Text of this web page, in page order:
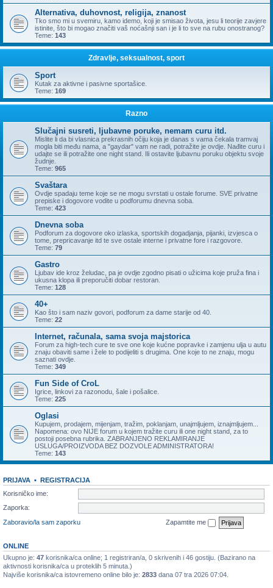
Alternativa, duhovnost, religija, znanost
Tko smo mi u svemiru, kamo idemo, koji je smisao života, jesu li teorije zavjere
istinite, što bi mogao značiti vaš noćašnji san i je li to sve na rubu onostranog?
Teme: 143
Zdravlje, seksualnost, sport
Sport
Kutak za aktivne i pasivne sportašice.
Teme: 169
Razno
Slučajni susreti, ljubavne poruke, nemam curu itd.
Mislite li da bi vlasnica prekrasnih očiju koja je danas s vama čekala tramvaj
mogla biti među nama, a "gaydar" vam ne radi, potražite je ovdje. Nađite curu i
udajte se ili potražite one night stand. Ili ostavite ljubavnu poruku objektu svoje
žudnje.
Teme: 965
Svaštara
Ovdje spadaju teme koje se ne mogu svrstati u ostale forume. SVE privatne
prepiske i dogovore vodite u podforumu dnevna soba.
Teme: 423
Dnevna soba
Podforum za dogovore oko izlaska, sportskih dogadjanja, pijanki, izvjesca o
tome, prepricavanje itd te sve ostale interne i privatne fore i razgovore.
Teme: 79
Gastro
Ljubav ide kroz želudac, pa je ovdje zgodno pisati o užicima koje pruža fina i
ukusna klopa ili preporučiti dobar restoran.
Teme: 128
40+
Kao što i sam naziv govori, podforum za dame starije od 40.
Teme: 22
Internet, računala, sama svoja majstorica
Forum za high-tech cure te sve one koje kućne popravke i zamjenu ulja u autu
znaju obaviti same i žele to podijeliti s drugima. One koje to ne znaju, mogu
saznati ovdje.
Teme: 349
Fun Side of CroL
Igrice, linkovi za razonodu, šale i pošalice.
Teme: 225
Oglasi
Kupujem, prodajem, mijenjam, tražim, poklanjam, unajmljujem, iznajmljujem...
Napomena: ovo NIJE forum u kojem tražite curu ili one night stand, za to
postoji posebna rubrika. ZABRANJENO REKLAMIRANJE
USLUGA/PROIZVODA BEZ DOZVOLE ADMINISTRATORA!
Teme: 143
PRIJAVA • REGISTRACIJA
Korisničko ime:
Zaporka:
Zaboravio/la sam zaporku
Zapamtite me
ONLINE
Ukupno je: 47 korisnika/ca online; 1 registriran/a, 0 skrivenih i 46 gostiju. (Bazirano na
aktivnosti korisnika/ca u proteklih 5 minuta.)
Najviše korisnika/ca istovremeno online bilo je: 2833 dana 07 tra 2026 07:04.